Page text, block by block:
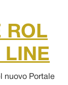
ROL
LINE
nuovo Portale